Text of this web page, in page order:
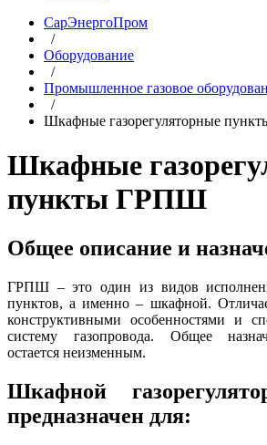
СарЭнергоПром
/
Оборудование
/
Промышленное газовое
/
Шкафные газорегуляторные
Шкафные
пункты ГРПШ
Общее описание и
ГРПШ – это один из видов
пунктов, а именно – шкафной.
конструктивными особенностями и
систему газопровода. Общее
остается неизменным.
Шкафной
предназначен для: